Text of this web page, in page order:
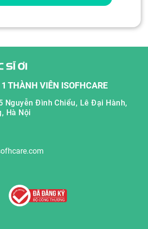
THÀNH VIÊN ISOFHCARE
Nguyễn Đình Chiểu, Lê Đại Hành,
Hà Nội